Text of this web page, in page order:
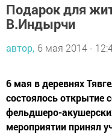
Подарок для
В.Индырчи
автор, 6 мая 2014 -
6 мая в деревнях
состоялось
фельдшеро-
мероприятии принял